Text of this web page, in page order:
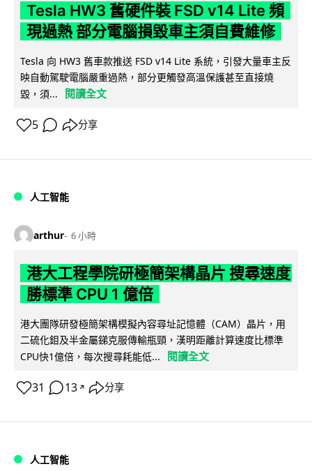
Tesla HW3 舊硬件裝 FSD v14 Lite 頻
現過熱 部分電腦損毀車主須自費維修
Tesla 向 HW3 舊車款推送 FSD v14 Lite 系統，引發大量車主反
映自動駕駛電腦嚴重過熱，部分更觸發高溫保護甚至直接燒
毀，須...
閱讀全文
5 分享
人工智能
arthur 6 小時
港大工程學院研極簡架構晶片 搜尋速度
勝標準 CPU 1 億倍
港大團隊研發極簡架構模擬內容尋址記憶體（CAM）晶片，用
二硫化鉬及半金屬銻克服傳輸瓶頸，漢明距離計算速度比標準
CPU快1億倍，每次搜尋耗能低...
閱讀全文
31 13 ↗ 分享
人工智能